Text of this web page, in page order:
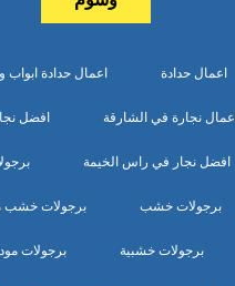
اعمال حدادة اعمال حدادة ابواب
اعمال نجارة في الشارقة افضل
افضل نجار في راس الخيمة
برجولات خشب برجولات خشب
برجولات خشبية برجولات